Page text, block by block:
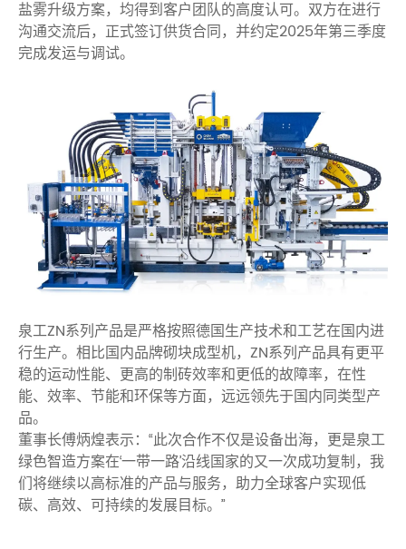
盐雾升级方案，均得到客户团队的高度认可。双方在进行
沟通交流后，正式签订供货合同，并约定2025年第三季度
完成发运与调试。
泉工ZN系列产品是严格按照德国生产技术和工艺在国内进
行生产。相比国内品牌砌块成型机，ZN系列产品具有更平
稳的运动性能、更高的制砖效率和更低的故障率，在性
能、效率、节能和环保等方面，远远领先于国内同类型产
品。
董事长傅炳煌表示：“此次合作不仅是设备出海，更是泉工
绿色智造方案在‘一带一路’沿线国家的又一次成功复制，我
们将继续以高标准的产品与服务，助力全球客户实现低
碳、高效、可持续的发展目标。”